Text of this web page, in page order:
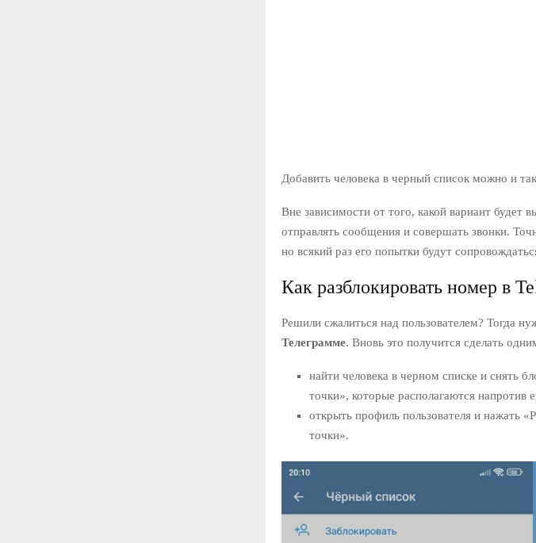
Добавить человека в черный список можно и так
Вне зависимости от того, какой вариант будет
отправлять сообщения и совершать звонки.
но всякий раз его попытки будут
Как разблокировать номер в
Решили сжалиться над пользователем? Тогда
Телеграмме. Вновь это получится сделать
найти человека в черном списке и снять
точки», которые располагаются напротив
открыть профиль пользователя и нажать
точки».